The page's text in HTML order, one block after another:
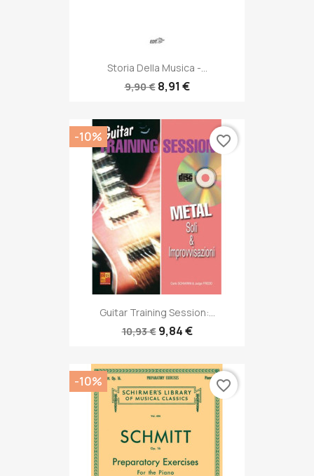
Storia Della Musica -...
9,90 € 8,91 €
Guitar Training Session:...
10,93 € 9,84 €
-10% favorite_border
-10% favorite_border